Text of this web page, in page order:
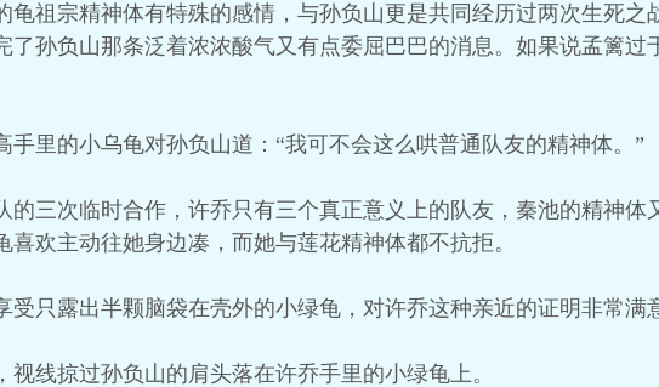
龟祖宗精神体有特殊的感情，与孙负山更是共同经历过两次生死之
了孙负山那条泛着浓浓酸气又有点委屈巴巴的消息。如果说孟篱过
手里的小乌龟对孙负山道：“我可不会这么哄普通队友的精神体。”
的三次临时合作，许乔只有三个真正意义上的队友，秦池的精神体
喜欢主动往她身边凑，而她与莲花精神体都不抗拒。
受只露出半颗脑袋在壳外的小绿龟，对许乔这种亲近的证明非常满
视线掠过孙负山的肩头落在许乔手里的小绿龟上。